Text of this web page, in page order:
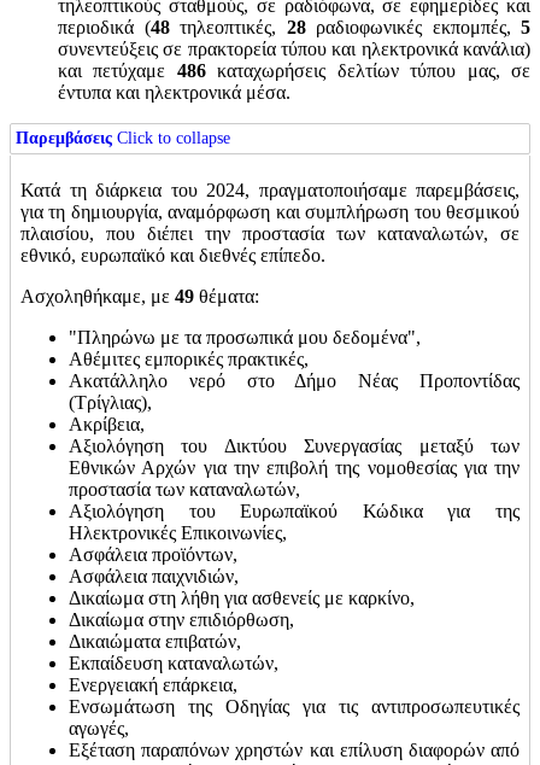
τηλεοπτικούς σταθμούς, σε ραδιόφωνα, σε εφημερίδες και
περιοδικά (48τηλεοπτικές, 28ραδιοφωνικές εκπομπές, 5
συνεντεύξεις σε πρακτορεία τύπου και ηλεκτρονικά κανάλια)
και πετύχαμε 486καταχωρήσεις δελτίων τύπου μας, σε
έντυπα και ηλεκτρονικά μέσα.
Παρεμβάσεις Click to collapse
Κατά τη διάρκεια του 2024, πραγματοποιήσαμε παρεμβάσεις,
για τη δημιουργία, αναμόρφωση και συμπλήρωση του θεσμικού
πλαισίου, που διέπει την προστασία των καταναλωτών, σε
εθνικό, ευρωπαϊκό και διεθνές επίπεδο.
Ασχοληθήκαμε, με 49 θέματα:
"Πληρώνω με τα προσωπικά μου δεδομένα",
Αθέμιτες εμπορικές πρακτικές,
Ακατάλληλο νερό στο Δήμο Νέας Προποντίδας
(Τρίγλιας),
Ακρίβεια,
Αξιολόγηση του Δικτύου Συνεργασίας μεταξύ των
Εθνικών Αρχών για την επιβολή της νομοθεσίας για την
προστασία των καταναλωτών,
Αξιολόγηση του Ευρωπαϊκού Κώδικα για της
Ηλεκτρονικές Επικοινωνίες,
Ασφάλεια προϊόντων,
Ασφάλεια παιχνιδιών,
Δικαίωμα στη λήθη για ασθενείς με καρκίνο,
Δικαίωμα στην επιδιόρθωση,
Δικαιώματα επιβατών,
Εκπαίδευση καταναλωτών,
Ενεργειακή επάρκεια,
Ενσωμάτωση της Οδηγίας για τις αντιπροσωπευτικές
αγωγές,
Εξέταση παραπόνων χρηστών και επίλυση διαφορών από